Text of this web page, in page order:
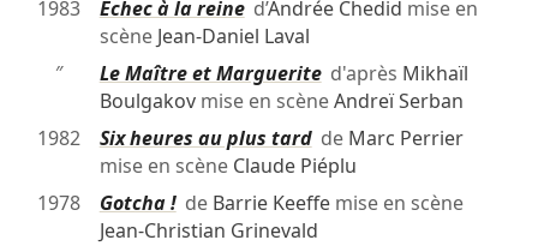
1983
Échec à la reined’Andrée Chedid mise en
scène Jean-Daniel Laval
″
Le Maître et Marguerited'après Mikhaïl
Boulgakovmise en scèneAndreï Serban
1982
Six heures au plus tardde Marc Perrier
mise en scène Claude Piéplu
1978
Gotcha !de Barrie Keeffemise en scène
Jean-Christian Grinevald